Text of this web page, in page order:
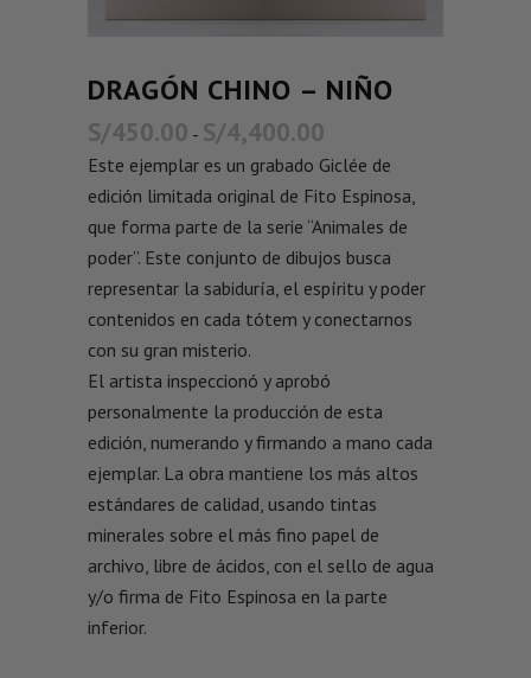
DRAGÓN CHINO – NIÑO
S/450.00 - S/4,400.00
Este ejemplar es un grabado Giclée de
edición limitada original de Fito Espinosa,
que forma parte de la serie “Animales de
poder”. Este conjunto de dibujos busca
representar la sabiduría, el espíritu y poder
contenidos en cada tótem y conectarnos
con su gran misterio.
El artista inspeccionó y aprobó
personalmente la producción de esta
edición, numerando y firmando a mano cada
ejemplar. La obra mantiene los más altos
estándares de calidad, usando tintas
minerales sobre el más fino papel de
archivo, libre de ácidos, con el sello de agua
y/o firma de Fito Espinosa en la parte
inferior.